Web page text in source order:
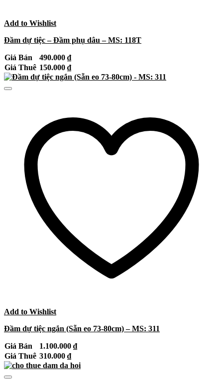
Add to Wishlist
Đầm dự tiệc – Đầm phụ dâu – MS: 118T
Giá Bán 490.000 ₫
Giá Thuê 150.000 ₫
Add to Wishlist
Đầm dự tiệc ngắn (Sẵn eo 73-80cm) – MS: 311
Giá Bán 1.100.000 ₫
Giá Thuê 310.000 ₫